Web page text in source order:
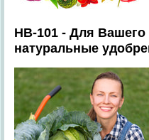
HB-101 - Для
натуральные